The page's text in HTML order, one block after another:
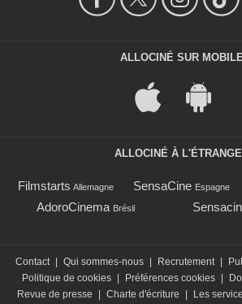
ALLOCINÉ SUR MOBILE
ALLOCINÉ À
Filmstarts Allemagne SensaCine Espagne
AdoroCinema Brésil
Contact | Qui sommes-nous | Recrutement |
Politique de cookies | Préférences cookies |
Revue de presse
| Charte d'écriture | Les